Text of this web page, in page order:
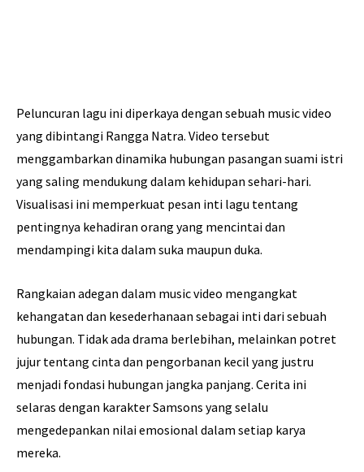
Peluncuran lagu ini diperkaya dengan sebuah music video
yang dibintangi Rangga Natra. Video tersebut
menggambarkan dinamika hubungan pasangan suami istri
yang saling mendukung dalam kehidupan sehari-hari.
Visualisasi ini memperkuat pesan inti lagu tentang
pentingnya kehadiran orang yang mencintai dan
mendampingi kita dalam suka maupun duka.
Rangkaian adegan dalam music video mengangkat
kehangatan dan kesederhanaan sebagai inti dari sebuah
hubungan. Tidak ada drama berlebihan, melainkan potret
jujur tentang cinta dan pengorbanan kecil yang justru
menjadi fondasi hubungan jangka panjang. Cerita ini
selaras dengan karakter Samsons yang selalu
mengedepankan nilai emosional dalam setiap karya
mereka.